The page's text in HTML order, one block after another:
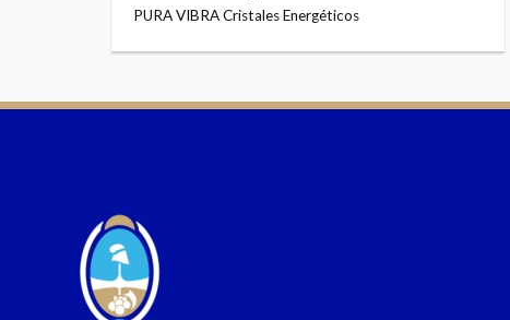
PURA VIBRA Cristales Energéticos